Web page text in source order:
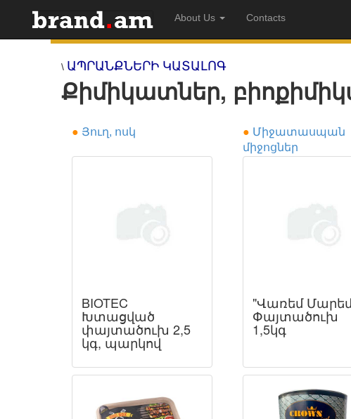
About Us Contacts
\ ԱՊՐԱՆՔՆԵՐԻ ԿԱՏԱԼՈԳ
Քիմիկատներ,
● Յուղ, ոսկ ● Միջատասպան
միջոցներ
BIOTEC
Խտացված
փայտածուխ 2,5
կգ, պարկով
"Վառեմ
Փայտածուխ
1,5կգ